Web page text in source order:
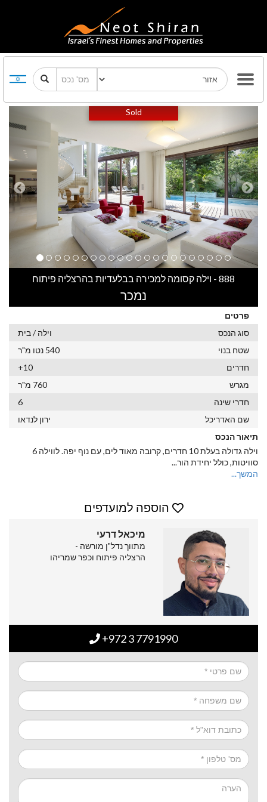
Sold
Previous Next
888 - וילה קסומה למכירה בבלעדיות בהרצליה פיתוח
נמכר
פרטים
סוג הנכס
וילה / בית
שטח בנוי
540 נטו מ"ר
חדרים
10+
מגרש
760 מ"ר
חדרי שינה
6
שם האדריכל
ירון לנדאו
תיאור הנכס
וילה גדולה בעלת 10 חדרים, קרובה מאוד לים, עם נוף יפה. לווילה 6
סוויטות, כולל יחידת הור...
המשך...
הוספה למועדפים
מיכאל דרעי
מתווך נדל"ן מורשה -
הרצליה פיתוח וכפר שמריהו
+972 3 7791990